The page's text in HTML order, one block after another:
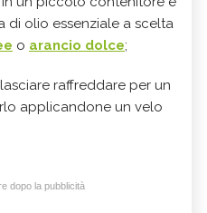
di olio essenziale a scelta
o arancio dolce;
raffreddare per un
applicandone un velo
dopo la pubblicità